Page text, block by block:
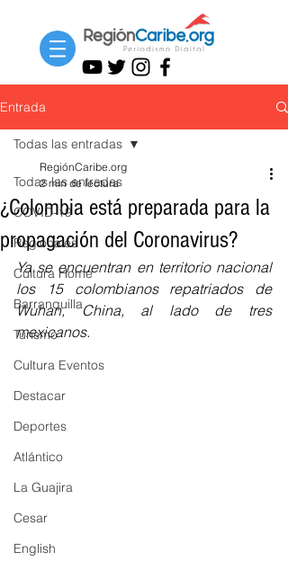
Entrada
Todas las entradas
COVID-19
Regionales
Cultura Home
Barranquilla
Turismo
Cultura Eventos
Destacar
Deportes
Atlántico
La Guajira
Cesar
English
Todas las entradas
¿Colombia está preparada para la
propagación del Coronavirus?
RegiónCaribe.org
2 min de lectura
Ya se encuentran en territorio nacional
los 15 colombianos repatriados de
Wuhan, China, al lado de tres
mexicanos.